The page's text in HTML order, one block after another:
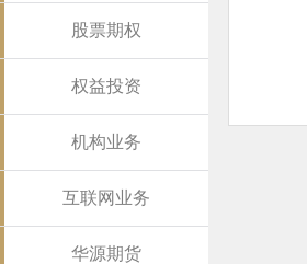
股票期权
权益投资
机构业务
互联网业务
华源期货